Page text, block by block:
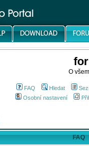
O
FAQ Hledat
Osobní nastavení
FAQ